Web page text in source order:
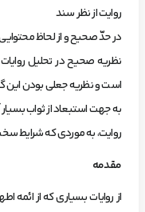
روایت از نظر سند
در حدّ صحیح و از لحاظ
نظریه صحیح در تحلیل
است و نظریه جعلی بودن این
به جهت استبعاد از ثواب
روایت، به موردی که شرایط
مقدمه
از روایات بسیاری که از ائمه